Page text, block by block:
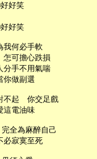
好笑
好笑
何必手軟
可擔心跌損
手不用氣喘
做副選
起　你交足戲
這電油味
全為麻醉自己
寂寞至死